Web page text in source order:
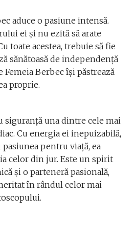
aduce o pasiune intensă.
ei și nu ezită să arate
toate acestea, trebuie să fie
sănătoasă de independență
Femeia Berbec își păstrează
proprie.
siguranță una dintre cele mai
Cu energia ei inepuizabilă,
pentru viață, ea
celor din jur. Este un spirit
și o parteneră pasională,
în rândul celor mai